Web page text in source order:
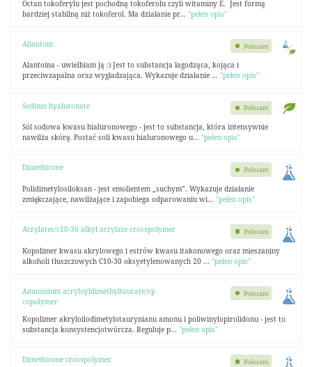
Octan tokoferylu jest pochodną tokoferolu czyli witaminy E. Jest formą
bardziej stabilną niż tokoferol. Ma działanie pr... "pełen opis"
Allantoin
Alantoina - uwielbiam ją :) Jest to substancja łagodząca, kojąca i
przeciwzapalna oraz wygładzająca. Wykazuje działanie ... "pełen opis"
Polecam
Sodium hyaluronate
Sól sodowa kwasu hialuronowego - jest to substancja, która intensywnie
nawilża skórę. Postać soli kwasu hialuronowego u... "pełen opis"
Polecam
Dimethicone
Polidimetylosiloksan - jest emolientem „suchym”. Wykazuje działanie
zmiękczające, nawilżające i zapobiega odparowaniu wi... "pełen opis"
Polecam
Acrylates/c10-30 alkyl acrylate crosspolymer
Kopolimer kwasu akrylowego i estrów kwasu itakonowego oraz mieszaniny
alkoholi tłuszczowych C10-30 oksyetylenowanych 20 ... "pełen opis"
Polecam
Ammonium acryloyldimethyltaurate/vp
copolymer
Kopolimer akryloilodimetylotaurynianu amonu i poliwinylopirolidonu - jest to
substancja konsystencjotwórcza. Reguluje p... "pełen opis"
Polecam
Dimethicone crosspolymer Polecam